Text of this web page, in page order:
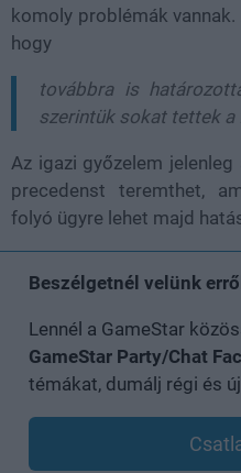
komoly problémák
hogy
továbbra is
szerintük sokat tettek a
Az igazi győzelem
precedenst teremthet,
folyó ügyre lehet majd
Beszélgetnél velünk
Lennél a GameStar
GameStar Party/Chat
témákat, dumálj régi és